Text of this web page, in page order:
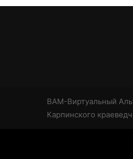
ВАМ-Виртуальный
Карпинского